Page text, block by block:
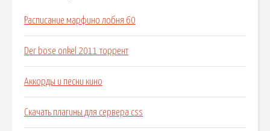
Расписание марфино лобня 60
Der bose onkel 2011 торрент
Аккорды и песни кино
Скачать плагины для сервера css